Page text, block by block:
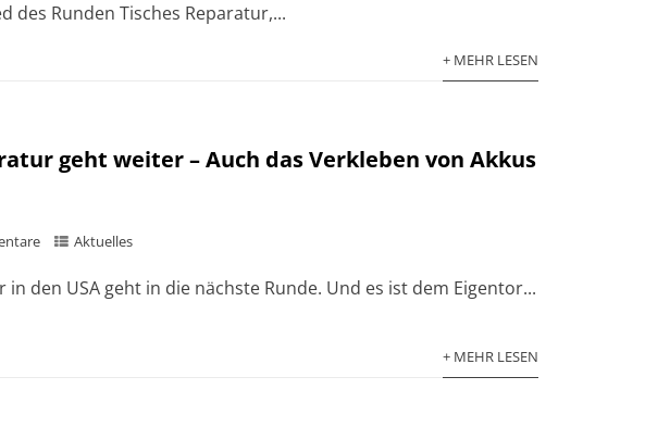
des Runden Tisches Reparatur,...
+ MEHR LESEN
geht weiter – Auch das Verkleben von Akkus
Aktuelles
den USA geht in die nächste Runde. Und es ist dem Eigentor...
+ MEHR LESEN